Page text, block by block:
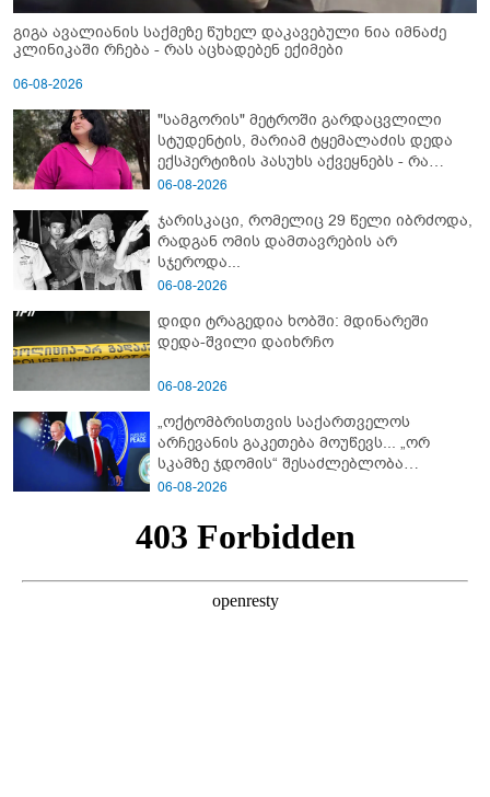
გიგა ავალიანის საქმეზე წუხელ დაკავებული ნია იმნაძე
კლინიკაში რჩება - რას აცხადებენ ექიმები
06-08-2026
"სამგორის" მეტროში გარდაცვლილი
სტუდენტის, მარიამ ტყემალაძის დედა
ექსპერტიზის პასუხს აქვეყნებს - რა
გახდა გოგონას გარდაცვალების მიზეზი?
06-08-2026
ჯარისკაცი, რომელიც 29 წელი იბრძოდა,
რადგან ომის დამთავრების არ
სჯეროდა...
06-08-2026
დიდი ტრაგედია ხობში: მდინარეში
დედა-შვილი დაიხრჩო
06-08-2026
„ოქტომბრისთვის საქართველოს
არჩევანის გაკეთება მოუწევს... „ორ
სკამზე ჯდომის“ შესაძლებლობა
შეიძლება დასრულდეს“ - მირიან
06-08-2026